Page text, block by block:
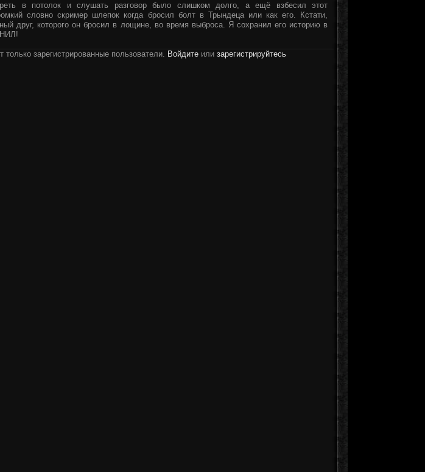
в потолок и слушать разговор было слишком долго, а ещё взбесил этот
словно скример шлепок когда бросил болт в Трындеца или как его. Кстати,
друг, которого он бросил в лощине, во время выброса. Я сохранил его историю в
зарегистрированные пользователи. Войдите или зарегистрируйтесь